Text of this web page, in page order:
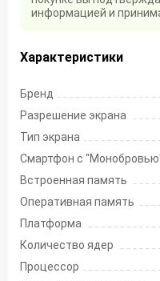
информацией и
Характеристики
Бренд
Разрешение экрана
Тип экрана
Смартфон с
Встроенная память
Оперативная память
Платформа
Количество ядер
Процессор